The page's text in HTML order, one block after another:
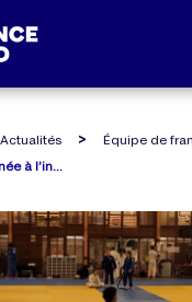
Actualités
Équipe de